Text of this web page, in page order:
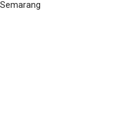
Semarang